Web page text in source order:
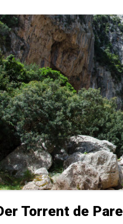
Torrent de